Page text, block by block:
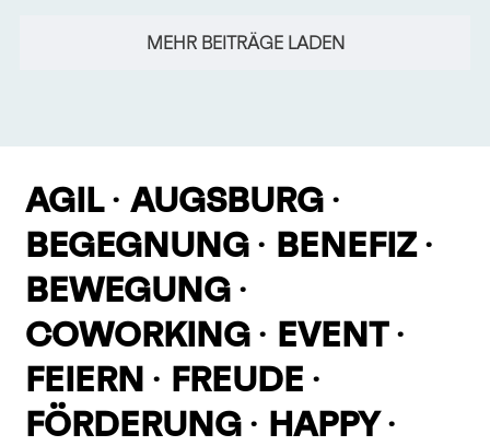
MEHR BEITRÄGE LADEN
AGIL
AUGSBURG
BEGEGNUNG
BENEFIZ
BEWEGUNG
COWORKING
EVENT
FEIERN
FREUDE
FÖRDERUNG
HAPPY